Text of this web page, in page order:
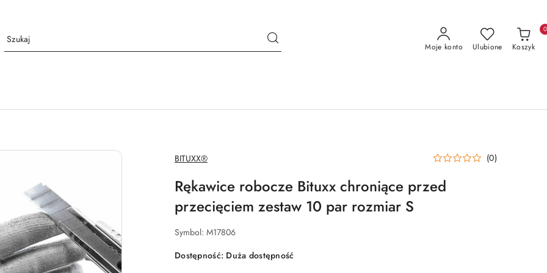
Moje konto Ulubione Koszyk
0
NAZWA
PRODUCENTA:
BITUXX® (0)
Rękawice robocze Bituxx chroniące przed
przecięciem zestaw 10 par rozmiar S
Symbol: M17806
Dostępność: Duża dostępność